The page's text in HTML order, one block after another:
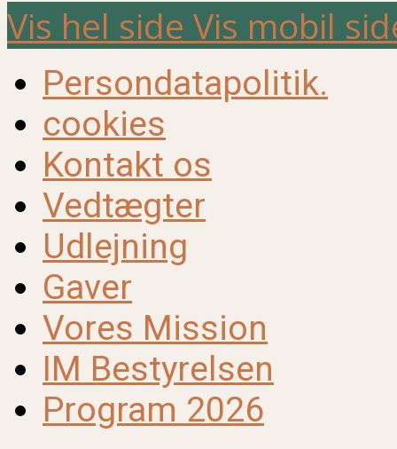
Vis hel side Vis mobil
Persondatapolitik.
cookies
Kontakt os
Vedtægter
Udlejning
Gaver
Vores Mission
IM Bestyrelsen
Program 2026